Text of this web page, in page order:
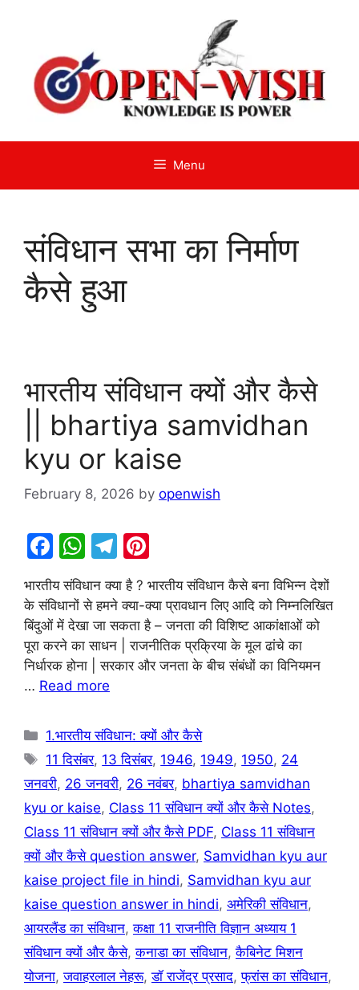
Menu
संविधान सभा का निर्माण
कैसे हुआ
भारतीय संविधान क्यों और कैसे
|| bhartiya samvidhan
kyu or kaise
February 8, 2026 by openwish
F
c
e
b
o
o
k
W
at
s
A
p
p
T
el
e
gr
a
m
nt
er
e
st
भारतीय संविधान क्या है ? भारतीय संविधान कैसे बना विभिन्न देशों
के संविधानों से हमने क्या-क्या प्रावधान लिए आदि को निम्नलिखित
बिंदुओं में देखा जा सकता है – जनता की विशिष्ट आकांक्षाओं को
पूरा करने का साधन | राजनीतिक प्रक्रिया के मूल ढांचे का
निर्धारक होना | सरकार और जनता के बीच संबंधों का विनियमन
… Read more
Categories
1.भारतीय संविधान: क्यों और कैसे
Tags
11 दिसंबर, 13 दिसंबर, 1946, 1949, 1950, 24
जनवरी, 26 जनवरी, 26 नवंबर, bhartiya samvidhan
kyu or kaise, Class 11 संविधान क्यों और कैसे Notes,
Class 11 संविधान क्यों और कैसे PDF, Class 11 संविधान
क्यों और कैसे question answer, Samvidhan kyu aur
kaise project file in hindi, Samvidhan kyu aur
kaise question answer in hindi, अमेरिकी संविधान,
आयरलैंड का संविधान,कक्षा 11 राजनीति विज्ञान अध्याय 1
संविधान क्यों और कैसे,कनाडा का संविधान,कैबिनेट मिशन
योजना,जवाहरलाल नेहरू,डॉ राजेंद्र प्रसाद,फ्रांस का संविधान,